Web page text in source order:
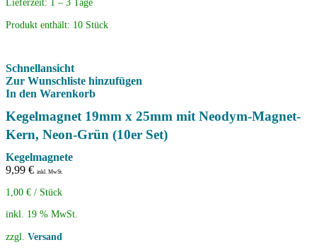
Produkt enthält: 10 Stück
Schnellansicht
Zur Wunschliste hinzufügen
In den Warenkorb
Kegelmagnet 19mm x 25mm mit Neodym-Magnet-
Kern, Neon-Grün (10er Set)
Kegelmagnete
9,99 € inkl. MwSt.
1,00 € / Stück
inkl. 19 % MwSt.
zzgl. Versand